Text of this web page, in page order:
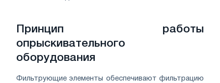
Принцип работы
опрыскивательного
оборудования
Фильтрующие элементы обеспечивают фильтрацию